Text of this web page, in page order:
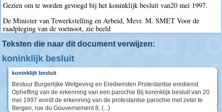
Gezien om te worden gevoegd bij het koninklijk besluit van20 mei 1997.
De Minister van Tewerkstelling en Arbeid, Mevr. M. SMET Voor de
raadpleging van de voetnoot, zie beeld
Teksten die naar dit document verwijzen:
koninklijk besluit
koninklijk besluit
Bestuur Burgerlijke Wetgeving en Erediensten Protestantse eredienst
Opheffing van de erkenning van een parochie Bij koninklijk besluit van 20
mei 1997 wordt de erkenning van de protestantse parochie met zetel te
Bergen, rue du Gouvernement 8, (...)